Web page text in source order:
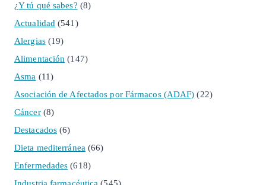
¿Y tú qué sabes? (8)
Actualidad (541)
Alergias(19)
Alimentación (147)
Asma (11)
Asociación de Afectados por Fármacos (ADAF) (22)
Cáncer(8)
Destacados (6)
Dieta mediterránea(66)
Enfermedades (618)